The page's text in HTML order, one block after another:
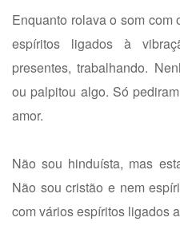
Enquanto rolava o som com
espíritos ligados à
presentes, trabalhando.
ou palpitou algo. Só
amor.
Não sou hinduísta, mas
Não sou cristão e nem
com vários espíritos ligados